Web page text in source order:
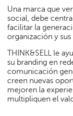
Una marca que
social, debe
facilitar la
organización y
THINK&SELL le
su branding en
comunicación
creen nuevas
mejoren la
multipliquen el